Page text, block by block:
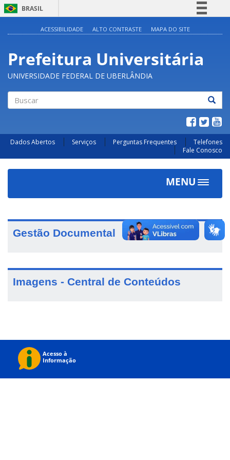
BRASIL
Participe
Acesso à informação
ACESSIBILIDADE ALTO CONTRASTE MAPA DO SITE
Prefeitura Universitária
UNIVERSIDADE FEDERAL DE UBERLÂNDIA
Dados Abertos Serviços Perguntas Frequentes
Telefones
Fale Conosco
MENU
Toggle
Gestão Documental
Imagens - Central de Conteúdos